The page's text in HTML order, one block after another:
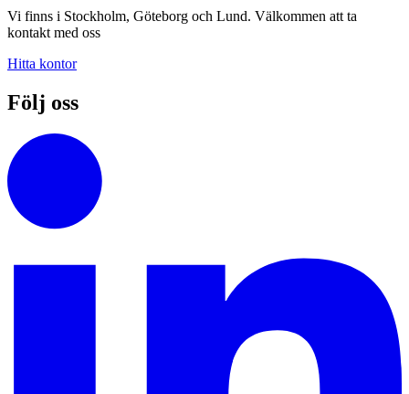
Vi finns i Stockholm, Göteborg och Lund. Välkommen att ta
kontakt med oss
Hitta kontor
Följ oss